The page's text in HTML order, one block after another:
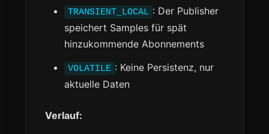
TRANSIENT_LOCAL : Der Publisher
speichert Samples für spät
hinzukommende Abonnements
VOLATILE : Keine Persistenz, nur
aktuelle Daten
Verlauf: